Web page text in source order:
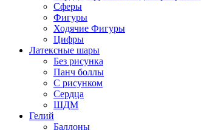
Сферы
Фигуры
Ходячие Фигуры
Цифры
Латексные шары
Без рисунка
Панч боллы
С рисунком
Сердца
ШДМ
Гелий
Баллоны